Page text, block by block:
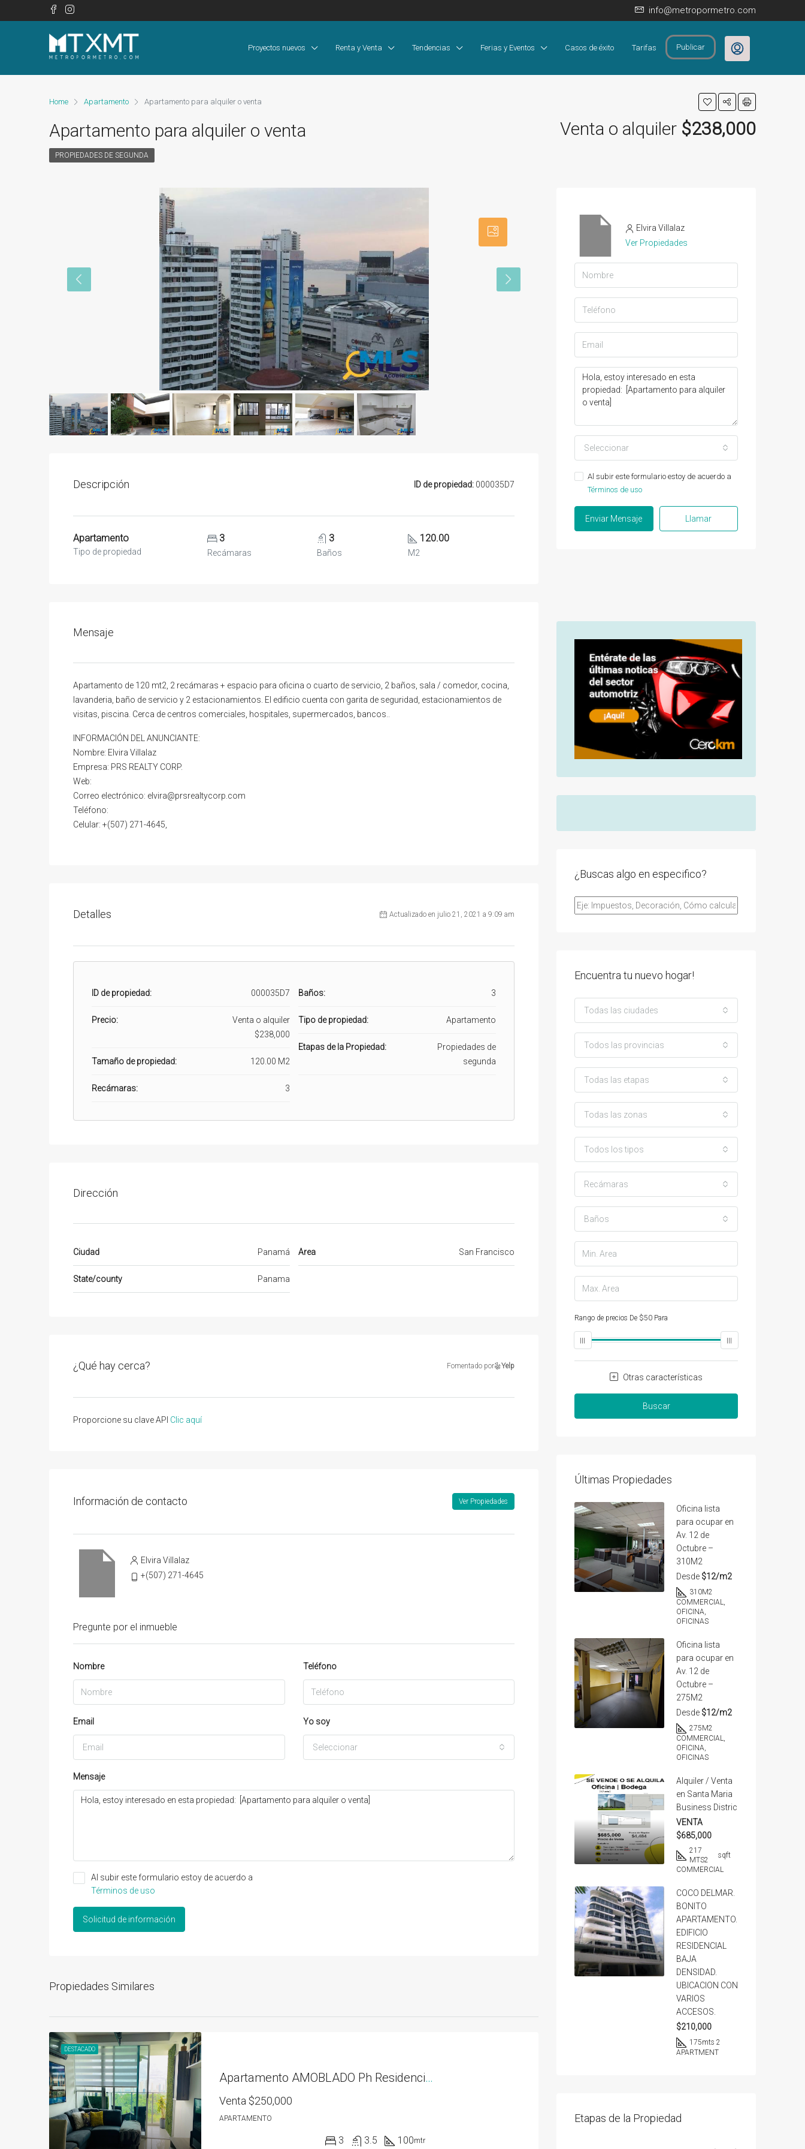
info@metropormetro.com
Proyectos nuevos Renta y Venta Tendencias Ferias y Eventos Casos de éxito Tarifas Publicar
Home Apartamento Apartamento para alquiler o venta
Apartamento para alquiler o venta Venta o alquiler $238,000
PROPIEDADES DE SEGUNDA
Descripción ID de propiedad: 000035D7
Apartamento
Tipo de propiedad
3
Recámaras
3
Baños
120.00
M2
Mensaje
Apartamento de 120 mt2, 2 recámaras + espacio para oficina o cuarto de servicio, 2 baños, sala / comedor, cocina,
lavanderia, baño de servicio y 2 estacionamientos. El edificio cuenta con garita de seguridad, estacionamientos de
visitas, piscina. Cerca de centros comerciales, hospitales, supermercados, bancos..
INFORMACIÓN DEL ANUNCIANTE:
Nombre: Elvira Villalaz
Empresa: PRS REALTY CORP.
Web:
Correo electrónico: elvira@prsrealtycorp.com
Teléfono:
Celular: +(507) 271-4645,
Detalles Actualizado en julio 21, 2021 a 9:09 am
ID de propiedad: 000035D7
Precio:
Venta o alquiler
$238,000
Tamaño de propiedad: 120.00 M2
Recámaras: 3
Baños: 3
Tipo de propiedad: Apartamento
Etapas de la Propiedad:
Propiedades de
segunda
Dirección
Ciudad Panamá
State/county Panama
Area San Francisco
¿Qué hay cerca? Fomentado por Yelp
Proporcione su clave API Clic aquí
Información de contacto Ver Propiedades
Elvira Villalaz
+(507) 271-4645
Pregunte por el inmueble
Nombre Teléfono
Email Yo soy
Seleccionar
Mensaje
Al subir este formulario estoy de acuerdo a
Términos de uso
Solicitud de información
Propiedades Similares
DESTACADO
Apartamento AMOBLADO Ph Residencias del Sol acceso directo al Parque Omar
Venta $250,000
APARTAMENTO
3 3.5 100mtr
Elvira Villalaz
Ver Propiedades
Seleccionar
Al subir este formulario estoy de acuerdo a
Términos de uso
Enviar Mensaje Llamar
¿Buscas algo en especifico?
Encuentra tu nuevo hogar!
Todas las ciudades
Todos las provincias
Todas las etapas
Todas las zonas
Todos los tipos
Recámaras
Baños
Rango de precios De $50 Para
Otras características
Buscar
Últimas Propiedades
Oficina lista
para ocupar en
Av. 12 de
Octubre –
310M2
Desde $12/m2
310M2
COMMERCIAL,
OFICINA,
OFICINAS
Oficina lista
para ocupar en
Av. 12 de
Octubre –
275M2
Desde $12/m2
275M2
COMMERCIAL,
OFICINA,
OFICINAS
Alquiler / Venta
en Santa Maria
Business Distric
VENTA
$685,000
217
MTS2
sqft
COMMERCIAL
COCO DELMAR.
BONITO
APARTAMENTO.
EDIFICIO
RESIDENCIAL
BAJA
DENSIDAD.
UBICACION CON
VARIOS
ACCESOS.
$210,000
175mts 2
APARTMENT
Etapas de la Propiedad